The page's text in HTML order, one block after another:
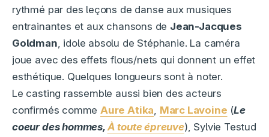
rythmé par des leçons de danse aux musiques
entrainantes et aux chansons de Jean-Jacques
Goldman, idole absolu de Stéphanie. La caméra
joue avec des effets flous/nets qui donnent un effet
esthétique. Quelques longueurs sont à noter.
Le casting rassemble aussi bien des acteurs
confirmés commeAure Atika, Marc Lavoine (Le
coeur des hommes,À toute épreuve), Sylvie Testud